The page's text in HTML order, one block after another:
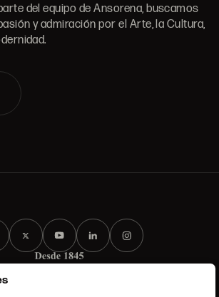
del equipo de Ansorena, buscamos
y admiración por el Arte, la Cultura,